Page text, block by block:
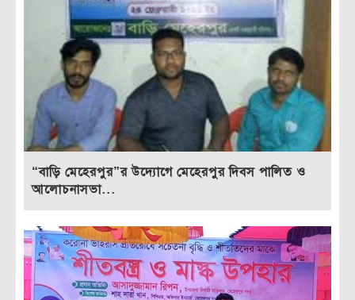
“বাড়ি মেহেরপুর”র উদ্যোগে মেহেরপুর দিবস পালিত ও
আলোচনাসভা...